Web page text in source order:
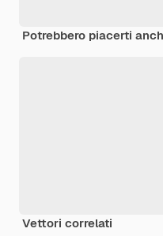
Potrebbero piacerti
Vettori correlati